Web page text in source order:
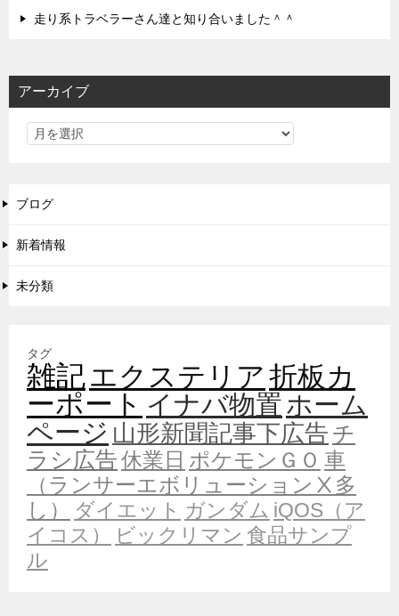
走り系トラベラーさん達と知り合いました＾＾
アーカイブ
ブログ
新着情報
未分類
タグ
雑記エクステリア折板カ
ーポート イナバ物置ホーム
ページ 山形新聞記事下広告 チ
ラシ広告休業日 ポケモンＧＯ 車
（ランサーエボリューションⅩ多
し）
ダイエット ガンダム iQOS（ア
イコス）
ビックリマン 食品サンプ
ル